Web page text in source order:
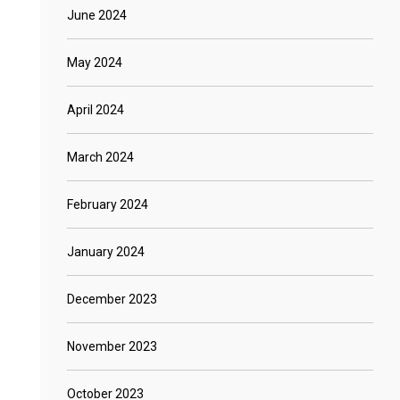
June 2024
May 2024
April 2024
March 2024
February 2024
January 2024
December 2023
November 2023
October 2023